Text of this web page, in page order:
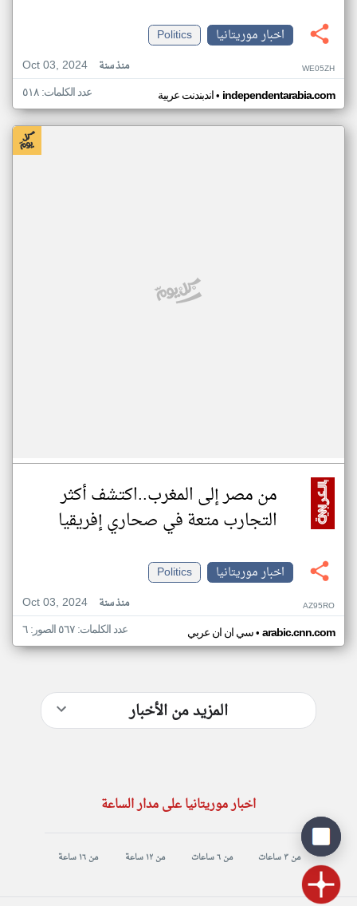
اخبار موريتانيا
Politics
Oct 03, 2024
منذ سنة WE05ZH
اندبندنت عربية• independentarabia.com عدد الكلمات: ٥١٨
من مصر إلى المغرب..اكتشف أكثر
التجارب متعة في صحاري إفريقيا
اخبار موريتانيا
Politics
Oct 03, 2024
منذ سنة AZ95RO
سي ان ان عربي• arabic.cnn.com عدد الكلمات: ٥٦٧ الصور: ٦
المزيد من الأخبار
اخبار موريتانيا على مدار الساعة
من ٣ ساعات من ٦ ساعات من ١٢ ساعة من ١٦ ساعة